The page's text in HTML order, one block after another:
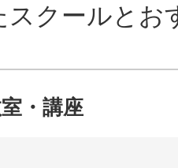
スクールとお
・講座